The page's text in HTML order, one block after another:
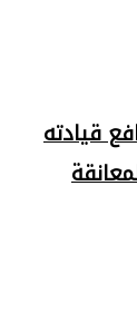
قيادته